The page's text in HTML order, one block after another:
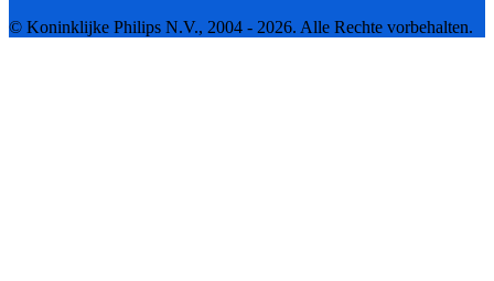
© Koninklijke Philips N.V., 2004 - 2026. Alle Rechte vorbehalten.